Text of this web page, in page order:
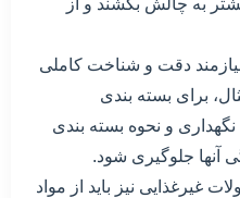
به چالش بکشند و از
نیازمند دقت و شناخت کاملی
برای بسته بندی
و نحوه بسته بندی
آنها جلوگیری شود.
غیرغذایی نیز باید از مواد